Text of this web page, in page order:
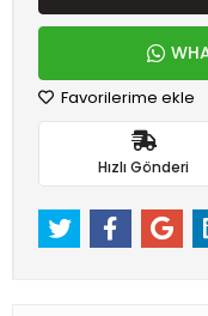
Favorilerime ekle
Hızlı Gönderi